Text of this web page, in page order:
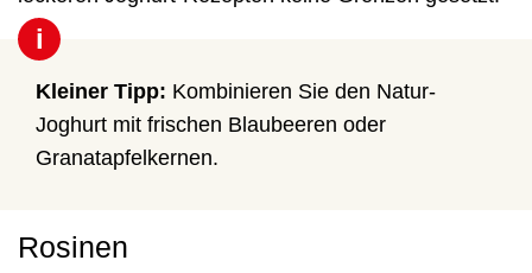
i
Kleiner Tipp: Kombinieren Sie den Natur-
Joghurt mit frischen Blaubeeren oder
Granatapfelkernen.
Rosinen